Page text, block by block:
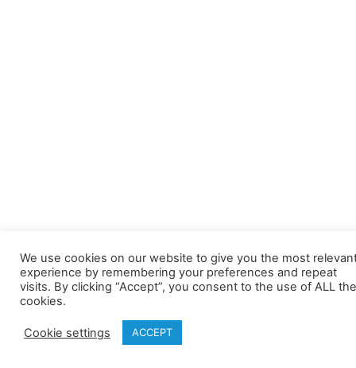
We use cookies on our website to give you the most
experience by remembering your preferences and repeat
visits. By clicking “Accept”, you consent to the use of ALL the
cookies.
Cookie settings ACCEPT